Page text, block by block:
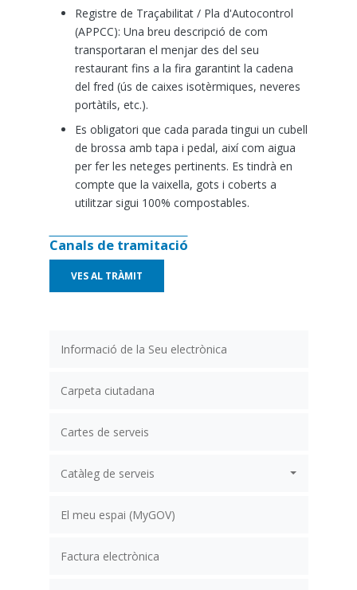
Informació de la Seu electrònica
Carpeta ciutadana
Cartes de serveis
Catàleg de serveis
El meu espai (MyGOV)
Factura electrònica
Registre de Traçabilitat / Pla d'Autocontrol
(APPCC): Una breu descripció de com
transportaran el menjar des del seu
restaurant fins a la fira garantint la cadena
del fred (ús de caixes isotèrmiques, neveres
portàtils, etc.).
Es obligatori que cada parada tingui un cubell
de brossa amb tapa i pedal, així com aigua
per fer les neteges pertinents. Es tindrà en
compte que la vaixella, gots i coberts a
utilitzar sigui 100% compostables.
Canals de tramitació
VES AL TRÀMIT